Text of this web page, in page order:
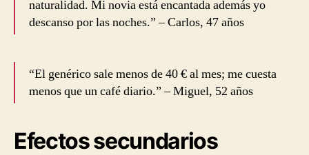
naturalidad. Mi novia está encantada además yo
descanso por las noches.” – Carlos, 47 años
“El genérico sale menos de 40 € al mes; me cuesta
menos que un café diario.” – Miguel, 52 años
Efectos secundarios